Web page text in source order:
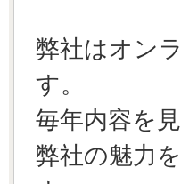
弊社はオン
す。
毎年内容を
弊社の魅力